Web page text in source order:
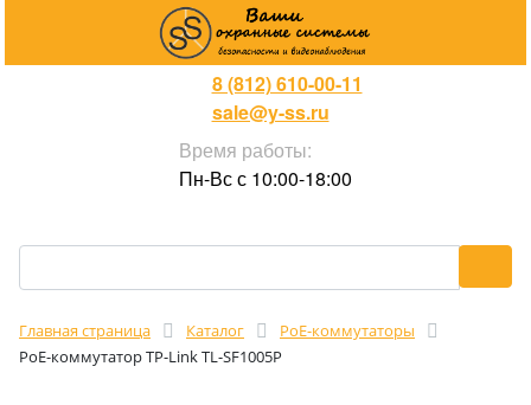
8 (812) 610-00-11
sale@y-ss.ru
Время работы:
Пн-Вс с 10:00-18:00
Главная страница Каталог
PoE-коммутаторы
PoE-коммутатор TP-Link TL-SF1005P